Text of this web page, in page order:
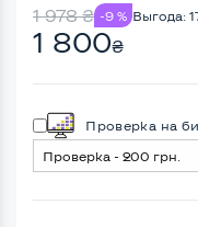
1 978₴ -9 % Выгода:
1 800₴
Проверка на